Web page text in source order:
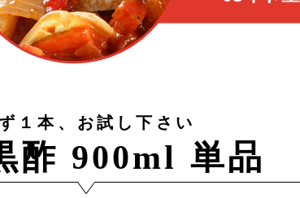
１本、お試し下さい
酢 900ml 単品